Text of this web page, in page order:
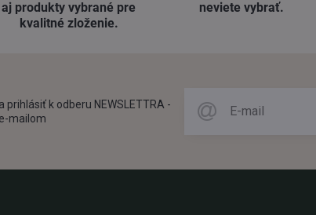
aj produkty vybrané pre
kvalitné zloženie​.
neviete vybrať​.
prihlásiť k odberu NEWSLETTRA -
mailom